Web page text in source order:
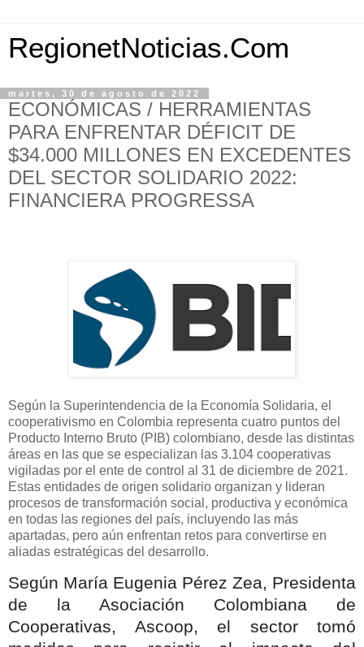
RegionetNoticias.Com
martes, 30 de agosto de 2022
ECONÓMICAS / HERRAMIENTAS
PARA ENFRENTAR DÉFICIT DE
$34.000 MILLONES EN EXCEDENTES
DEL SECTOR SOLIDARIO 2022:
FINANCIERA PROGRESSA
Según la Superintendencia de la Economía Solidaria, el
cooperativismo en Colombia representa cuatro puntos del
Producto Interno Bruto (PIB) colombiano, desde las distintas
áreas en las que se especializan las 3.104 cooperativas
vigiladas por el ente de control al 31 de diciembre de 2021.
Estas entidades de origen solidario organizan y lideran
procesos de transformación social, productiva y económica
en todas las regiones del país, incluyendo las más
apartadas, pero aún enfrentan retos para convertirse en
aliadas estratégicas del desarrollo.
Según María Eugenia Pérez Zea, Presidenta
de la Asociación Colombiana de
Cooperativas, Ascoop, el sector tomó